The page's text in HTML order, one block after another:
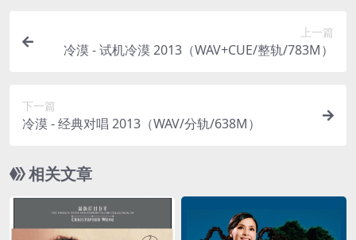
上一篇
冷漠 - 试机冷漠 2013（WAV+CUE/整轨/783M）
下一篇
冷漠 - 经典对唱 2013（WAV/分轨/638M）
相关文章